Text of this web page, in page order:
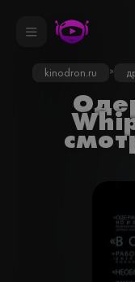
kinodron.ru »